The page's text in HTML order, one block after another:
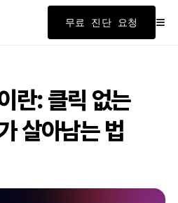
무료 진단 요청 ≡
란: 클릭 없는
살아남는 법